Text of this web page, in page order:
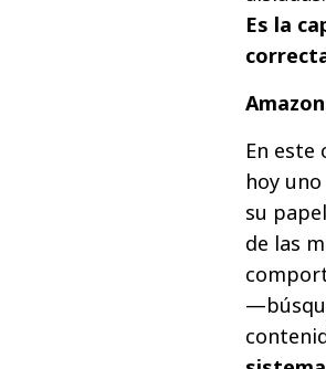
Es la
En este
hoy
su
de las